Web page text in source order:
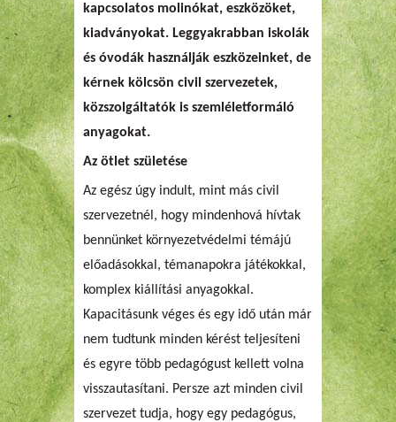
kapcsolatos molinókat, eszközöket,
kiadványokat. Leggyakrabban iskolák
és óvodák használják eszközeinket, de
kérnek kölcsön civil szervezetek,
közszolgáltatók is szemléletformáló
anyagokat.
Az ötlet születése
Az egész úgy indult, mint más civil
szervezetnél, hogy mindenhová hívtak
bennünket környezetvédelmi témájú
előadásokkal, témanapokra játékokkal,
komplex kiállítási anyagokkal.
Kapacitásunk véges és egy idő után már
nem tudtunk minden kérést teljesíteni
és egyre több pedagógust kellett volna
visszautasítani. Persze azt minden civil
szervezet tudja, hogy egy pedagógus,